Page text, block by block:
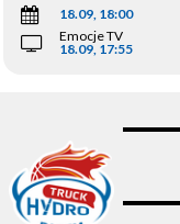
18.09, 18:00
Emocje TV
18.09, 17:55